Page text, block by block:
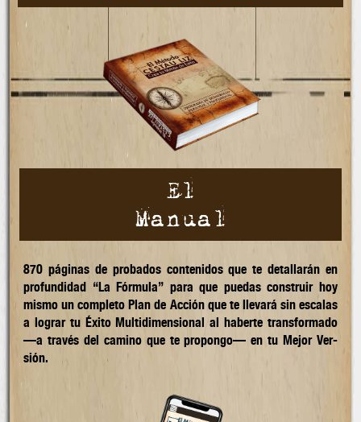
El
Manual
870 páginas de probados conte­nidos que te detallarán en
profun­didad “La Fór­mula” para que pue­das construir hoy
mis­mo un com­ple­to Plan de Acción que te lle­vará sin es­ca­las
a lograr tu Éxito Multi­dimen­sional al haberte trans­for­mado
—a tra­vés del camino que te pro­pon­go— en tu Mejor Ver­
sión.